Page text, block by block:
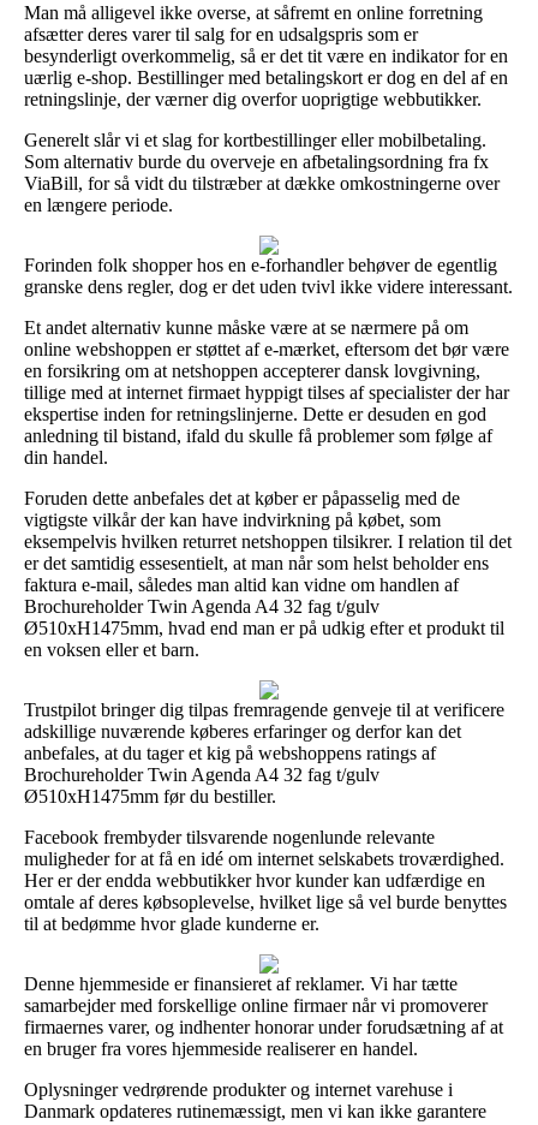
Man må alligevel ikke overse, at såfremt en online forretning
afsætter deres varer til salg for en udsalgspris som er
besynderligt overkommelig, så er det tit være en indikator for en
uærlig e-shop. Bestillinger med betalingskort er dog en del af en
retningslinje, der værner dig overfor uoprigtige webbutikker.
Generelt slår vi et slag for kortbestillinger eller mobilbetaling.
Som alternativ burde du overveje en afbetalingsordning fra fx
ViaBill, for så vidt du tilstræber at dække omkostningerne over
en længere periode.
Forinden folk shopper hos en e-forhandler behøver de egentlig
granske dens regler, dog er det uden tvivl ikke videre interessant.
Et andet alternativ kunne måske være at se nærmere på om
online webshoppen er støttet af e-mærket, eftersom det bør være
en forsikring om at netshoppen accepterer dansk lovgivning,
tillige med at internet firmaet hyppigt tilses af specialister der har
ekspertise inden for retningslinjerne. Dette er desuden en god
anledning til bistand, ifald du skulle få problemer som følge af
din handel.
Foruden dette anbefales det at køber er påpasselig med de
vigtigste vilkår der kan have indvirkning på købet, som
eksempelvis hvilken returret netshoppen tilsikrer. I relation til det
er det samtidig essesentielt, at man når som helst beholder ens
faktura e-mail, således man altid kan vidne om handlen af
Brochureholder Twin Agenda A4 32 fag t/gulv
Ø510xH1475mm, hvad end man er på udkig efter et produkt til
en voksen eller et barn.
Trustpilot bringer dig tilpas fremragende genveje til at verificere
adskillige nuværende køberes erfaringer og derfor kan det
anbefales, at du tager et kig på webshoppens ratings af
Brochureholder Twin Agenda A4 32 fag t/gulv
Ø510xH1475mm før du bestiller.
Facebook frembyder tilsvarende nogenlunde relevante
muligheder for at få en idé om internet selskabets troværdighed.
Her er der endda webbutikker hvor kunder kan udfærdige en
omtale af deres købsoplevelse, hvilket lige så vel burde benyttes
til at bedømme hvor glade kunderne er.
Denne hjemmeside er finansieret af reklamer. Vi har tætte
samarbejder med forskellige online firmaer når vi promoverer
firmaernes varer, og indhenter honorar under forudsætning af at
en bruger fra vores hjemmeside realiserer en handel.
Oplysninger vedrørende produkter og internet varehuse i
Danmark opdateres rutinemæssigt, men vi kan ikke garantere